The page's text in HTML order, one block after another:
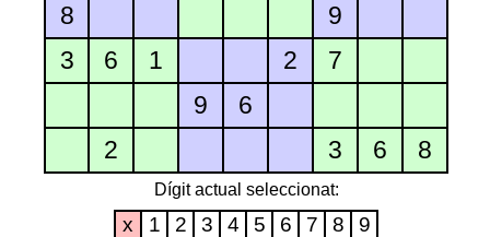
8
9
3
6 1 2
7
9
6
2
3 6 8
Dígit actual seleccionat:
x 1 2 3 4 5 6 7 8 9